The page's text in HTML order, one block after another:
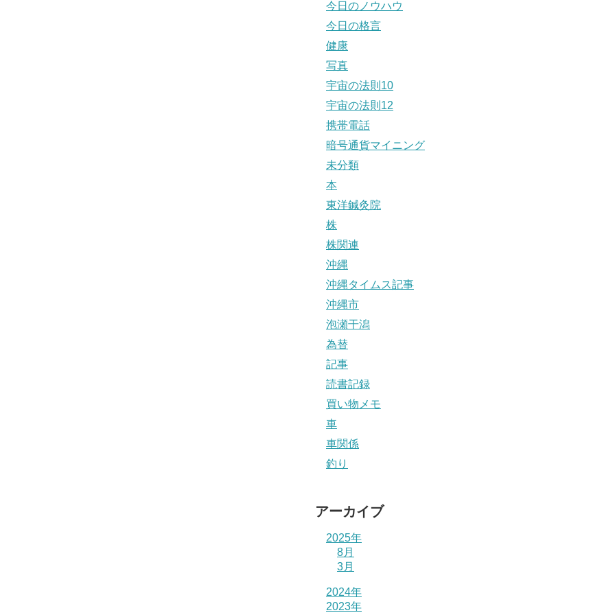
今日のノウハウ
今日の格言
健康
写真
宇宙の法則10
宇宙の法則12
携帯電話
暗号通貨マイニング
未分類
本
東洋鍼灸院
株
株関連
沖縄
沖縄タイムス記事
沖縄市
泡瀬干潟
為替
記事
読書記録
買い物メモ
車
車関係
釣り
アーカイブ
2025年
8月
3月
2024年
2023年